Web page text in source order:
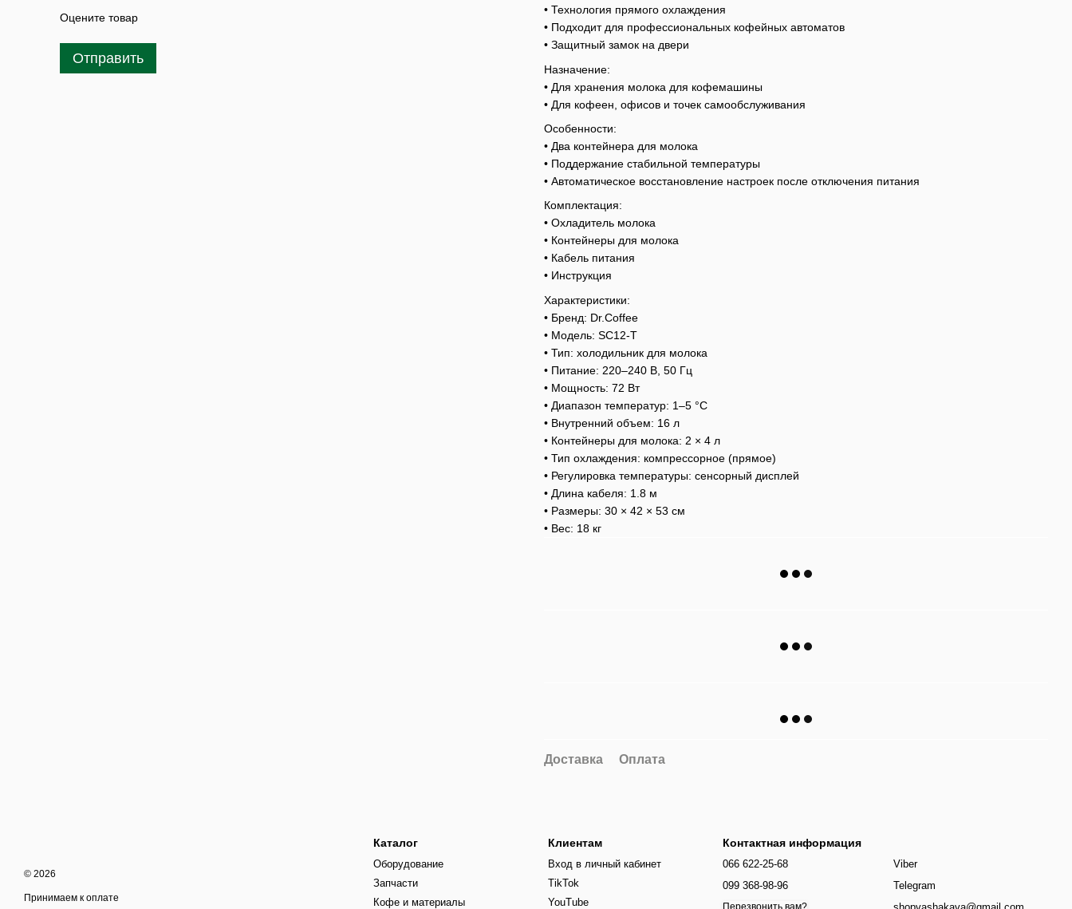
Оцените товар
Отправить
• Технология прямого охлаждения
• Подходит для профессиональных кофейных автоматов
• Защитный замок на двери
Назначение:
• Для хранения молока для кофемашины
• Для кофеен, офисов и точек самообслуживания
Особенности:
• Два контейнера для молока
• Поддержание стабильной температуры
• Автоматическое восстановление настроек после отключения питания
Комплектация:
• Охладитель молока
• Контейнеры для молока
• Кабель питания
• Инструкция
Характеристики:
• Бренд: Dr.Coffee
• Модель: SC12-T
• Тип: холодильник для молока
• Питание: 220–240 В, 50 Гц
• Мощность: 72 Вт
• Диапазон температур: 1–5 °C
• Внутренний объем: 16 л
• Контейнеры для молока: 2 × 4 л
• Тип охлаждения: компрессорное (прямое)
• Регулировка температуры: сенсорный дисплей
• Длина кабеля: 1.8 м
• Размеры: 30 × 42 × 53 см
• Вес: 18 кг
Доставка Оплата
© 2026
Принимаем к оплате
Каталог
Оборудование
Запчасти
Кофе и материалы
Клиентам
Вход в личный кабинет
TikTok
YouTube
Контактная информация
066 622-25-68
099 368-98-96
Viber
Telegram